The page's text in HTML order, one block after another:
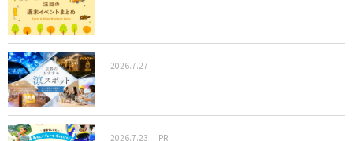
2026.7.27
2026.7.23 PR